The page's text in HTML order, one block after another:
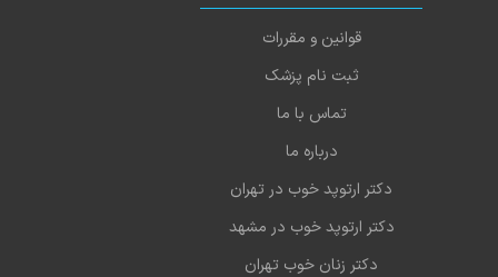
قوانین و مقررات
ثبت نام پزشک
تماس با ما
درباره ما
دکتر ارتوپد خوب در تهران
دکتر ارتوپد خوب در مشهد
دکتر زنان خوب تهران